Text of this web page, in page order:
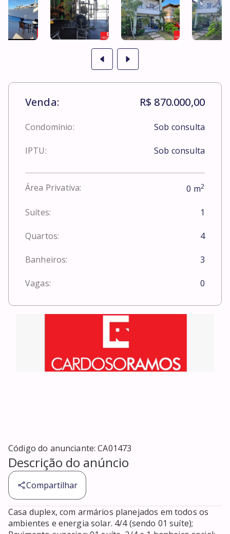
Venda: R$ 870.000,00
Condomínio: Sob consulta
IPTU: Sob consulta
Área Privativa: 0 m2
Suítes: 1
Quartos: 4
Banheiros: 3
Vagas: 0
Código do anunciante:CA01473
Descrição do anúncio
Compartilhar
Casa duplex, com armários planejados em todos os
ambientes e energia solar. 4/4 (sendo 01 suíte);